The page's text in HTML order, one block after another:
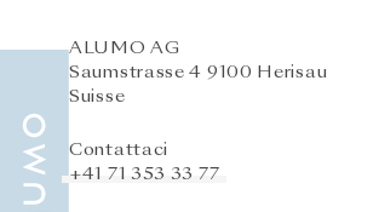
ALUMO AG
Saumstrasse 4 9100 Herisau
Suisse
Contattaci
+41 71 353 33 77